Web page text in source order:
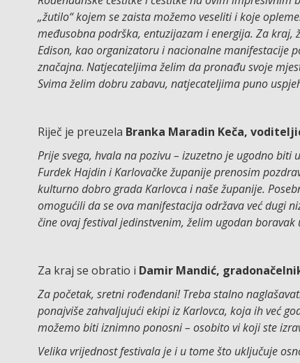
„žutilo“ kojem se zaista možemo veseliti i koje
međusobna podrška, entuzijazam i energija. Za
Edison, kao organizatoru i nacionalne manifestacije
značajna. Natjecateljima želim da pronađu svoje
Svima želim dobru zabavu, natjecateljima puno
Riječ je preuzela Branka Maradin Keča,
Prije svega, hvala na pozivu – izuzetno je ugodno
Furdek Hajdin i Karlovačke županije prenosim
kulturno dobro grada Karlovca i naše županije.
omogućili da se ova manifestacija održava već dugi
čine ovaj festival jedinstvenim, želim ugodan boravak
Za kraj se obratio i Damir Mandić,
Za početak, sretni rođendani! Treba stalno
ponajviše zahvaljujući ekipi iz Karlovca, koja ih već
možemo biti iznimno ponosni – osobito vi koji ste
Velika vrijednost festivala je i u tome što uključuje